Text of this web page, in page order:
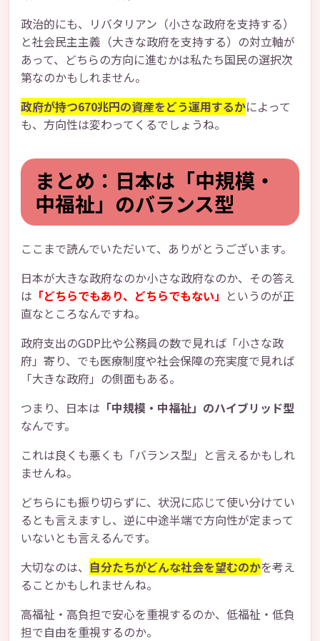
政治的にも、リバタリアン（小さな政府を支持する）
と社会民主主義（大きな政府を支持する）の対立軸が
あって、どちらの方向に進むかは私たち国民の選択次
第なのかもしれません。
政府が持つ670兆円の資産をどう運用するかによって
も、方向性は変わってくるでしょうね。
まとめ：日本は「中規模・
中福祉」のバランス型
ここまで読んでいただいて、ありがとうございます。
日本が大きな政府なのか小さな政府なのか、その答え
は 「どちらでもあり、どちらでもない」 というのが正
直なところなんですね。
政府支出のGDP比や公務員の数で見れば「小さな政
府」寄り、でも医療制度や社会保障の充実度で見れば
「大きな政府」の側面もある。
つまり、日本は 「中規模・中福祉」のハイブリッド型
なんです。
これは良くも悪くも「バランス型」と言えるかもしれ
ませんね。
どちらにも振り切らずに、状況に応じて使い分けてい
るとも言えますし、逆に中途半端で方向性が定まって
いないとも言えるんです。
大切なのは、 自分たちがどんな社会を望むのかを考え
ることかもしれませんね。
高福祉・高負担で安心を重視するのか、低福祉・低負
担で自由を重視するのか。